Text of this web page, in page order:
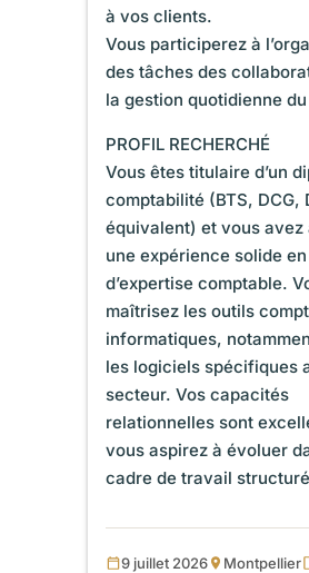
à vos clients.
Vous participerez à
des tâches des
la gestion quotidienne
PROFIL RECHERCHÉ
Vous êtes titulaire d’un
comptabilité (BTS, DCG,
équivalent) et vous avez
une expérience solide
d’expertise comptable.
maîtrisez les outils
informatiques,
les logiciels spécifiques
secteur. Vos capacités
relationnelles sont
vous aspirez à évoluer
cadre de travail
9 juillet 2026 Montpellier